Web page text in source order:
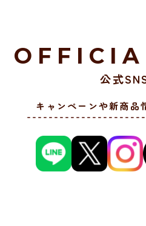
公式
キャンペーンや新商品